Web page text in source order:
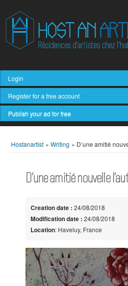
Login
Register for a free account
Publish your ad for free
Hostanartist » Writing » D’une amitié
D’une amitié nouvelle
Creation date : 24/08/2018
Modification date : 24/08/2018
Location: Haveluy, France